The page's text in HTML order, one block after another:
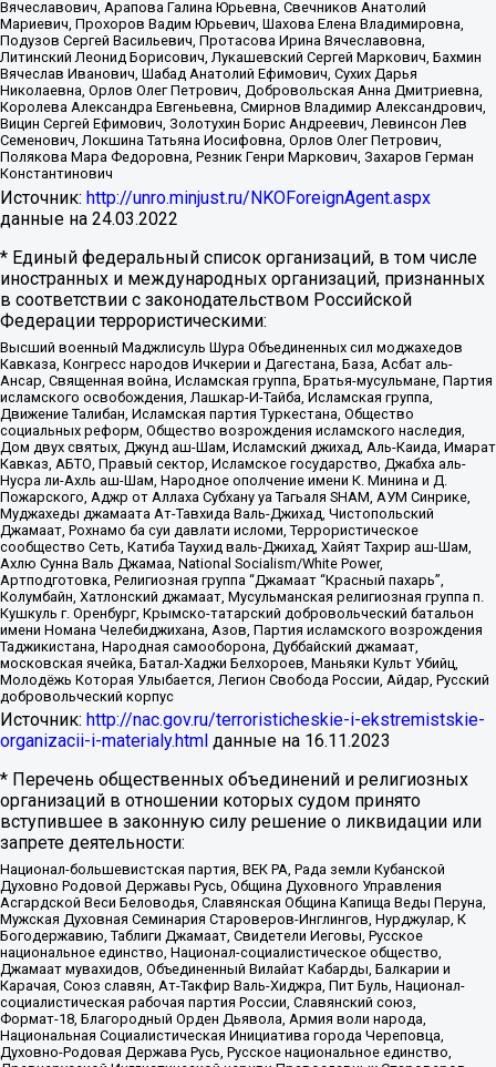
Вячеславович, Арапова Галина Юрьевна, Свечников Анатолий
Мариевич, Прохоров Вадим Юрьевич, Шахова Елена Владимировна,
Подузов Сергей Васильевич, Протасова Ирина Вячеславовна,
Литинский Леонид Борисович, Лукашевский Сергей Маркович, Бахмин
Вячеслав Иванович, Шабад Анатолий Ефимович, Сухих Дарья
Николаевна, Орлов Олег Петрович, Добровольская Анна Дмитриевна,
Королева Александра Евгеньевна, Смирнов Владимир Александрович,
Вицин Сергей Ефимович, Золотухин Борис Андреевич, Левинсон Лев
Семенович, Локшина Татьяна Иосифовна, Орлов Олег Петрович,
Полякова Мара Федоровна, Резник Генри Маркович, Захаров Герман
Константинович
Источник: http://unro.minjust.ru/NKOForeignAgent.aspx
данные на 24.03.2022
* Единый федеральный список организаций, в том числе
иностранных и международных организаций, признанных
в соответствии с законодательством Российской
Федерации террористическими:
Высший военный Маджлисуль Шура Объединенных сил моджахедов
Кавказа, Конгресс народов Ичкерии и Дагестана, База, Асбат аль-
Ансар, Священная война, Исламская группа, Братья-мусульмане, Партия
исламского освобождения, Лашкар-И-Тайба, Исламская группа,
Движение Талибан, Исламская партия Туркестана, Общество
социальных реформ, Общество возрождения исламского наследия,
Дом двух святых, Джунд аш-Шам, Исламский джихад, Аль-Каида, Имарат
Кавказ, АБТО, Правый сектор, Исламское государство, Джабха аль-
Нусра ли-Ахль аш-Шам, Народное ополчение имени К. Минина и Д.
Пожарского, Аджр от Аллаха Субхану уа Тагьаля SHAM, АУМ Синрике,
Муджахеды джамаата Ат-Тавхида Валь-Джихад, Чистопольский
Джамаат, Рохнамо ба суи давлати исломи, Террористическое
сообщество Сеть, Катиба Таухид валь-Джихад, Хайят Тахрир аш-Шам,
Ахлю Сунна Валь Джамаа, National Socialism/White Power,
Артподготовка, Религиозная группа “Джамаат “Красный пахарь”,
Колумбайн, Хатлонский джамаат, Мусульманская религиозная группа п.
Кушкуль г. Оренбург, Крымско-татарский добровольческий батальон
имени Номана Челебиджихана, Азов, Партия исламского возрождения
Таджикистана, Народная самооборона, Дуббайский джамаат,
московская ячейка, Батал-Хаджи Белхороев, Маньяки Культ Убийц,
Молодёжь Которая Улыбается, Легион Свобода России, Айдар, Русский
добровольческий корпус
Источник: http://nac.gov.ru/terroristicheskie-i-ekstremistskie-
organizacii-i-materialy.html данные на 16.11.2023
* Перечень общественных объединений и религиозных
организаций в отношении которых судом принято
вступившее в законную силу решение о ликвидации или
запрете деятельности:
Национал-большевистская партия, ВЕК РА, Рада земли Кубанской
Духовно Родовой Державы Русь, Община Духовного Управления
Асгардской Веси Беловодья, Славянская Община Капища Веды Перуна,
Мужская Духовная Семинария Староверов-Инглингов, Нурджулар, К
Богодержавию, Таблиги Джамаат, Свидетели Иеговы, Русское
национальное единство, Национал-социалистическое общество,
Джамаат мувахидов, Объединенный Вилайат Кабарды, Балкарии и
Карачая, Союз славян, Ат-Такфир Валь-Хиджра, Пит Буль, Национал-
социалистическая рабочая партия России, Славянский союз,
Формат-18, Благородный Орден Дьявола, Армия воли народа,
Национальная Социалистическая Инициатива города Череповца,
Духовно-Родовая Держава Русь, Русское национальное единство,